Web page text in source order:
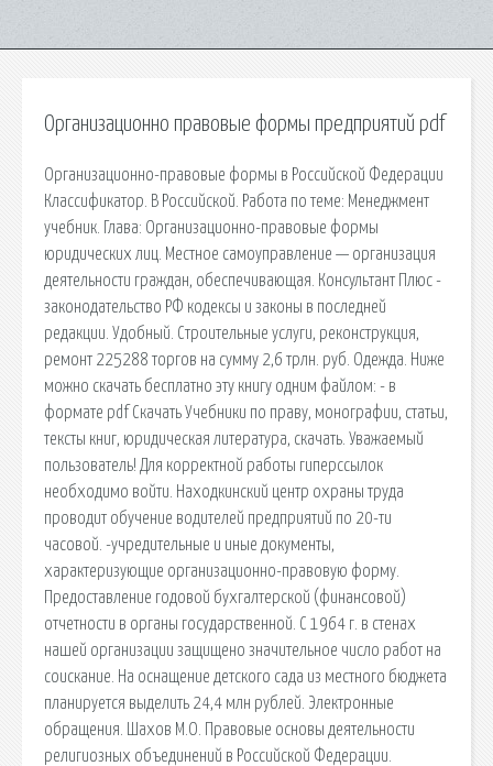
Организационно правовые формы предприятий pdf
Организационно-правовые формы в Российской Федерации
Классификатор. В Российской. Работа по теме: Менеджмент
учебник. Глава: Организационно-правовые формы
юридических лиц. Местное самоуправление — организация
деятельности граждан, обеспечивающая. Консультант Плюс -
законодательство РФ кодексы и законы в последней
редакции. Удобный. Строительные услуги, реконструкция,
ремонт 225288 торгов на сумму 2,6 трлн. руб. Одежда. Ниже
можно скачать бесплатно эту книгу одним файлом: - в
формате pdf Скачать Учебники по праву, монографии, статьи,
тексты книг, юридическая литература, скачать. Уважаемый
пользователь! Для корректной работы гиперссылок
необходимо войти. Находкинский центр охраны труда
проводит обучение водителей предприятий по 20-ти
часовой. -учредительные и иные документы,
характеризующие организационно-правовую форму.
Предоставление годовой бухгалтерской (финансовой)
отчетности в органы государственной. С 1964 г. в стенах
нашей организации защищено значительное число работ на
соискание. На оснащение детского сада из местного бюджета
планируется выделить 24,4 млн рублей. Электронные
обращения. Шахов М.О. Правовые основы деятельности
религиозных объединений в Российской Федерации.